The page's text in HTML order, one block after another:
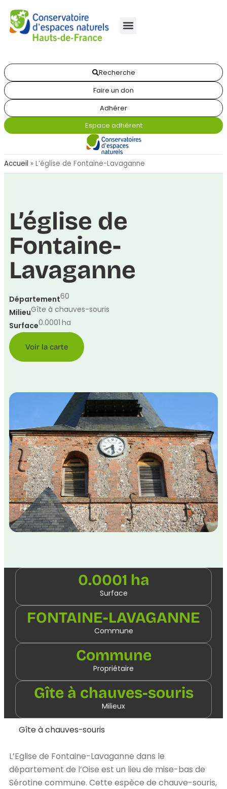
Recherche
Faire un don
Adhérer
Espace adhérent
Accueil » L’église de Fontaine-Lavaganne
L’église de
Fontaine-
Lavaganne
Département60
MilieuGîte à chauves-souris
Surface0.0001 ha
Voir la carte
0.0001 ha
Surface
FONTAINE-LAVAGANNE
Commune
Commune
Propriétaire
Gîte à chauves-souris
Milieux
Gîte à chauves-souris
L’Eglise de Fontaine-Lavaganne dans le
département de l’Oise est un lieu de mise-bas de
Sérotine commune. Cette espèce de chauve-souris,